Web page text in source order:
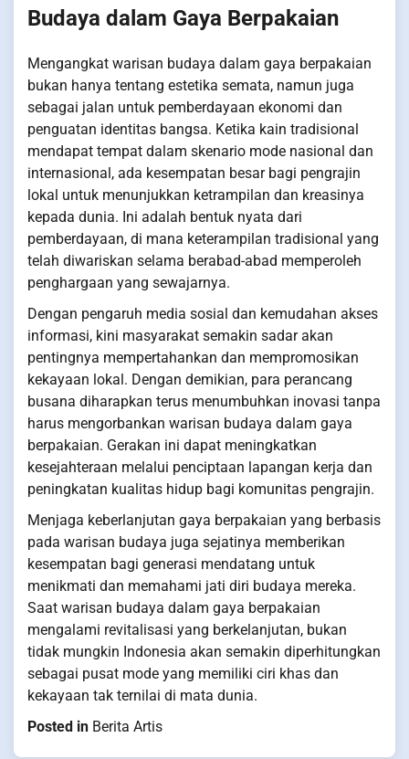
Budaya dalam Gaya Berpakaian
Mengangkat warisan budaya dalam gaya berpakaian
bukan hanya tentang estetika semata, namun juga
sebagai jalan untuk pemberdayaan ekonomi dan
penguatan identitas bangsa. Ketika kain tradisional
mendapat tempat dalam skenario mode nasional dan
internasional, ada kesempatan besar bagi pengrajin
lokal untuk menunjukkan ketrampilan dan kreasinya
kepada dunia. Ini adalah bentuk nyata dari
pemberdayaan, di mana keterampilan tradisional yang
telah diwariskan selama berabad-abad memperoleh
penghargaan yang sewajarnya.
Dengan pengaruh media sosial dan kemudahan akses
informasi, kini masyarakat semakin sadar akan
pentingnya mempertahankan dan mempromosikan
kekayaan lokal. Dengan demikian, para perancang
busana diharapkan terus menumbuhkan inovasi tanpa
harus mengorbankan warisan budaya dalam gaya
berpakaian. Gerakan ini dapat meningkatkan
kesejahteraan melalui penciptaan lapangan kerja dan
peningkatan kualitas hidup bagi komunitas pengrajin.
Menjaga keberlanjutan gaya berpakaian yang berbasis
pada warisan budaya juga sejatinya memberikan
kesempatan bagi generasi mendatang untuk
menikmati dan memahami jati diri budaya mereka.
Saat warisan budaya dalam gaya berpakaian
mengalami revitalisasi yang berkelanjutan, bukan
tidak mungkin Indonesia akan semakin diperhitungkan
sebagai pusat mode yang memiliki ciri khas dan
kekayaan tak ternilai di mata dunia.
Posted in Berita Artis